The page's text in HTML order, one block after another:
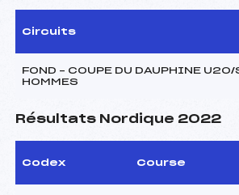
Circuits
FOND – COUPE DU DAUPHINE U20/
HOMMES
Résultats Nordique 2022
Codex Course